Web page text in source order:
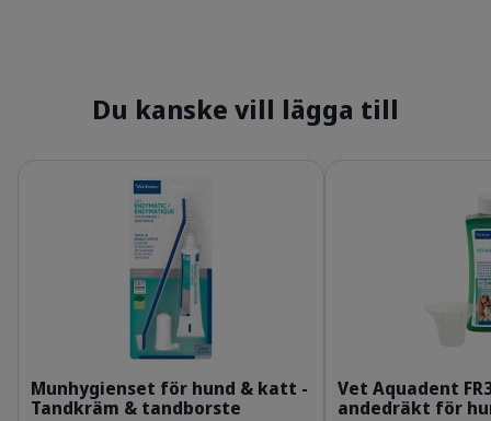
Du kanske vill lägga till
309624_Kit_Enzymatic-
Munhygienset för hund & katt -
Tandkräm & tandborste
Vet Aquadent
andedräkt för